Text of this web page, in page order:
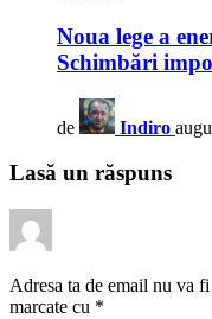
Noua lege a
Schimbări
de Indiro
Lasă un răspuns
Adresa ta de email nu va
marcate cu *